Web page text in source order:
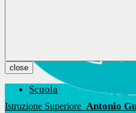
Istruzione Superiore Antonio
close
Scuola